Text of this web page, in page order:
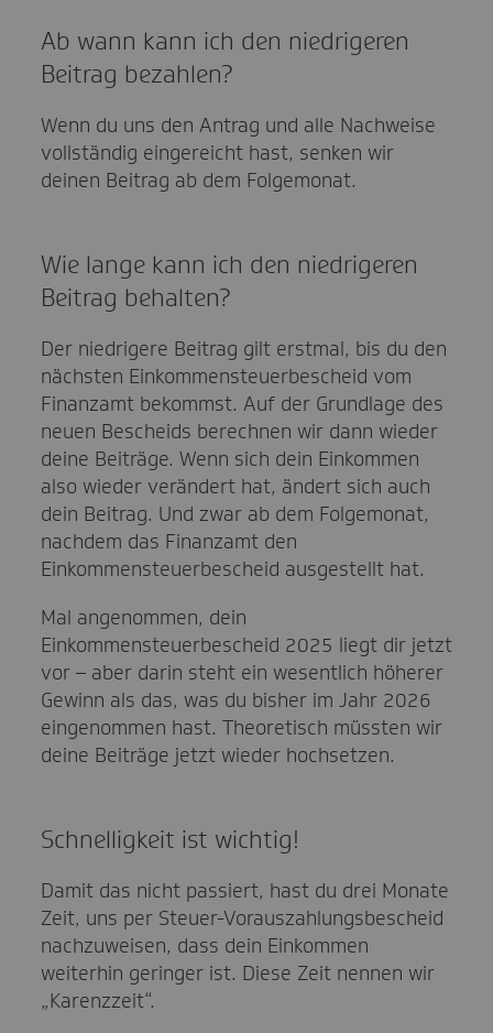
Ab wann kann ich den niedrigeren
Beitrag bezahlen?
Wenn du uns den Antrag und alle Nachweise
vollständig eingereicht hast, senken wir
deinen Beitrag ab dem Folgemonat.
Wie lange kann ich den niedrigeren
Beitrag behalten?
Der niedrigere Beitrag gilt erstmal, bis du den
nächsten Einkommensteuerbescheid vom
Finanzamt bekommst. Auf der Grundlage des
neuen Bescheids berechnen wir dann wieder
deine Beiträge. Wenn sich dein Einkommen
also wieder verändert hat, ändert sich auch
dein Beitrag. Und zwar ab dem Folgemonat,
nachdem das Finanzamt den
Einkommensteuerbescheid ausgestellt hat.
Mal angenommen, dein
Einkommensteuerbescheid 2025 liegt dir jetzt
vor – aber darin steht ein wesentlich höherer
Gewinn als das, was du bisher im Jahr 2026
eingenommen hast. Theoretisch müssten wir
deine Beiträge jetzt wieder hochsetzen.
Schnelligkeit ist wichtig!
Damit das nicht passiert, hast du drei Monate
Zeit, uns per Steuer-Vorauszahlungsbescheid
nachzuweisen, dass dein Einkommen
weiterhin geringer ist. Diese Zeit nennen wir
„Karenzzeit“.